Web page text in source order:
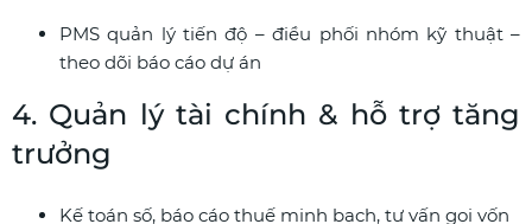
PMS quản lý tiến độ – điều phối nhóm kỹ thuật –
theo dõi báo cáo dự án
4. Quản lý tài chính & hỗ trợ tăng
trưởng
Kế toán số, báo cáo thuế minh bạch, tư vấn gọi vốn